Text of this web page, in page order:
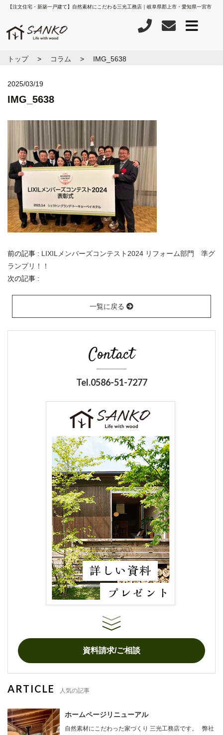
【注文住宅・新築一戸建て】自然素材にこだわる三光工務店｜岐阜県郡上市・愛知県一宮市
トップ コラム IMG_5638
2025/03/19
IMG_5638
前の記事 : LIXILメンバーズコンテスト2024 リフォーム部門 準グ
ランプリ！！
次の記事 :
一覧に戻る
Contact
Tel.0586-51-7277
資料請求/ご相談
ARTICLE 人気の記事
ホームページリニューアル
自然素材にこだわった家づくり 三光工務店です。 弊社